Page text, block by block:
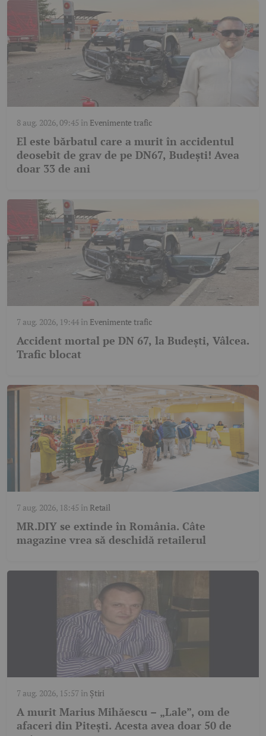
8 aug. 2026, 09:45 în Evenimente trafic
El este bărbatul care a murit în accidentul
deosebit de grav de pe DN67, Budești! Avea
doar 33 de ani
7 aug. 2026, 19:44în Evenimente trafic
Accident mortal pe DN 67, la Budești, Vâlcea.
Trafic blocat
7 aug. 2026, 18:45 în Retail
MR.DIY se extinde în România. Câte
magazine vrea să deschidă retailerul
7 aug. 2026, 15:57în Știri
A murit Marius Mihăescu – „Lale”, om de
afaceri din Pitești. Acesta avea doar 50 de